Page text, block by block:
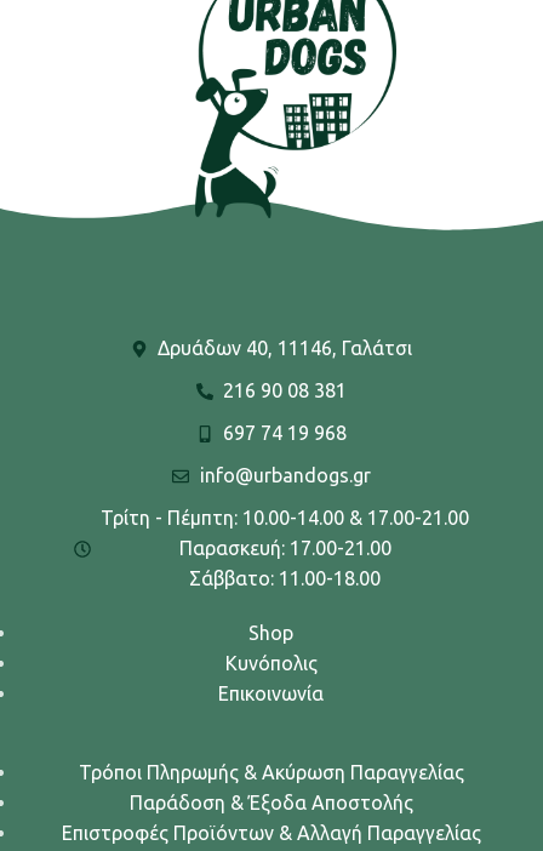
Δρυάδων 40, 11146, Γαλάτσι
216 90 08 381
697 74 19 968
info@urbandogs.gr
Τρίτη - Πέμπτη: 10.00-14.00 & 17.00-21.00
Παρασκευή: 17.00-21.00
Σάββατο: 11.00-18.00
Shop
Κυνόπολις
Επικοινωνία
Τρόποι Πληρωμής & Ακύρωση Παραγγελίας
Παράδοση & Έξοδα Αποστολής
Επιστροφές Προϊόντων & Αλλαγή Παραγγελίας